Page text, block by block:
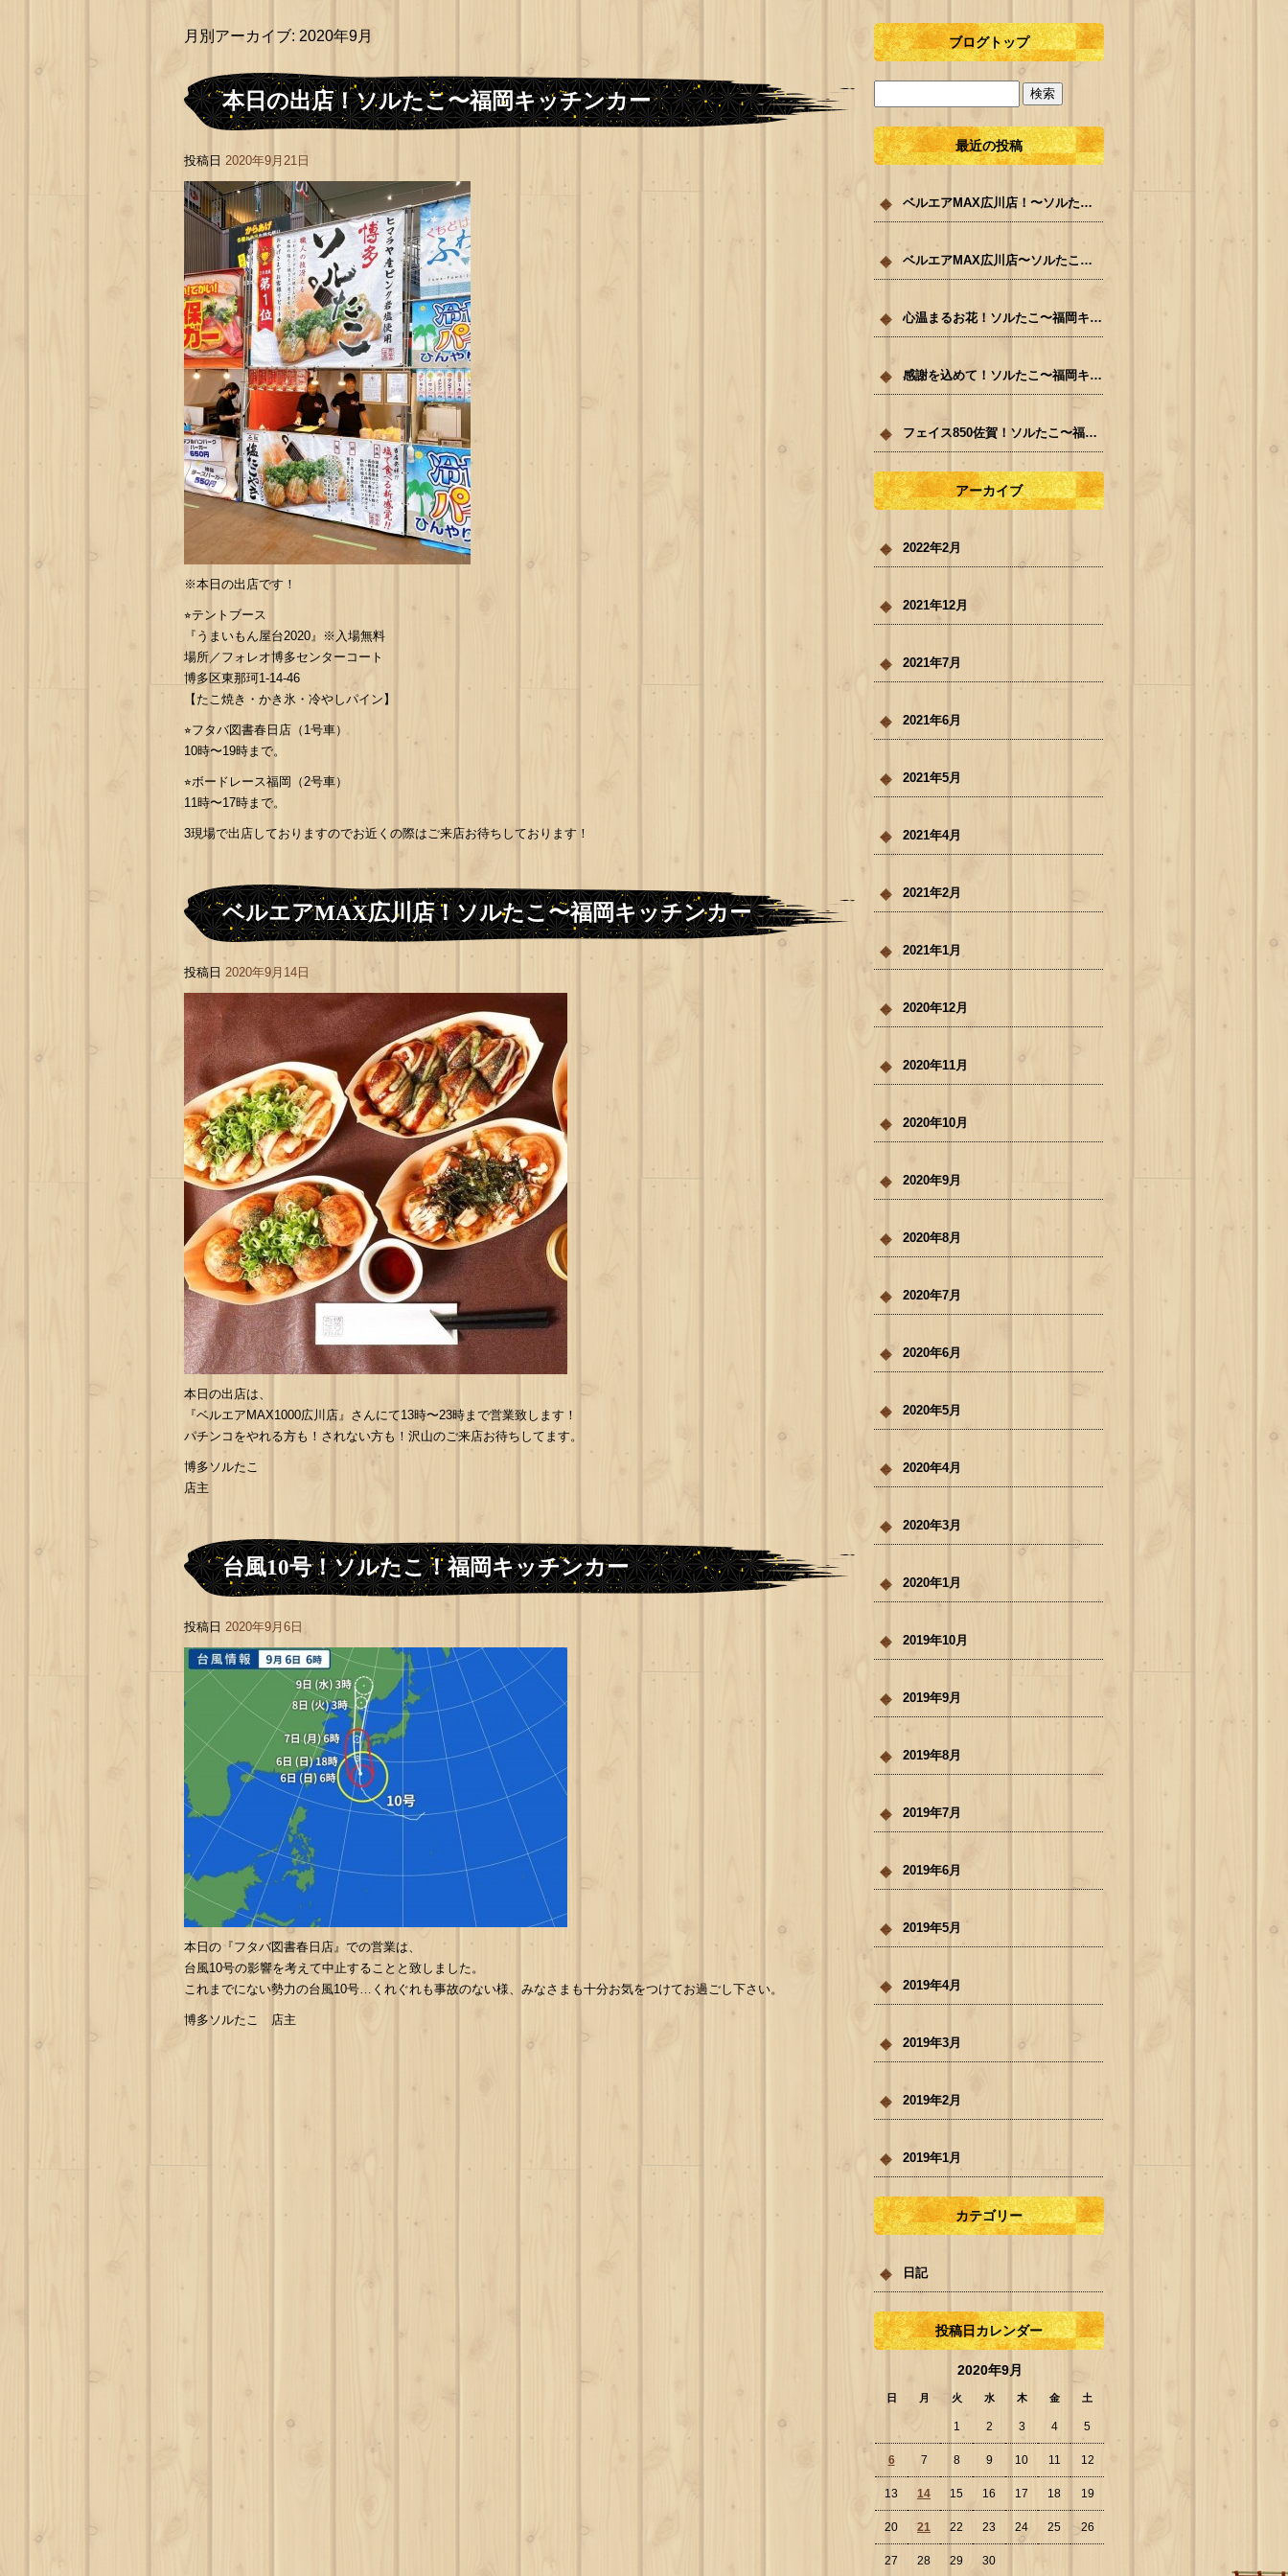
月別アーカイブ: 2020年9月
本日の出店！ソルたこ〜福岡キッチンカー
投稿日 2020年9月21日
※本日の出店です！
⭐︎テントブース
『うまいもん屋台2020』※入場無料
場所／フォレオ博多センターコート
博多区東那珂1-14-46
【たこ焼き・かき氷・冷やしパイン】
⭐︎フタバ図書春日店（1号車）
10時〜19時まで。
⭐︎ボードレース福岡（2号車）
11時〜17時まで。
3現場で出店しておりますのでお近くの際はご来店お待ちしております！
ベルエアMAX広川店！ソルたこ〜福岡キッチンカー
投稿日 2020年9月14日
本日の出店は、
『ベルエアMAX1000広川店』さんにて13時〜23時まで営業致します！
パチンコをやれる方も！されない方も！沢山のご来店お待ちしてます。
博多ソルたこ
店主
台風10号！ソルたこ！福岡キッチンカー
投稿日 2020年9月6日
本日の『フタバ図書春日店』での営業は、
台風10号の影響を考えて中止することと致しました。
これまでにない勢力の台風10号…くれぐれも事故のない様、みなさまも十分お気をつけてお過ごし下さい。
博多ソルたこ 店主
ブログトップ
最近の投稿
ベルエアMAX広川店！〜ソルたこ〜福岡キッチンカー ！
ベルエアMAX広川店〜ソルたこ！福岡キッチンカー
心温まるお花！ソルたこ〜福岡キッチンカー
感謝を込めて！ソルたこ〜福岡キッチンカー
フェイス850佐賀！ソルたこ〜福岡キッチンカー
アーカイブ
2022年2月
2021年12月
2021年7月
2021年6月
2021年5月
2021年4月
2021年2月
2021年1月
2020年12月
2020年11月
2020年10月
2020年9月
2020年8月
2020年7月
2020年6月
2020年5月
2020年4月
2020年3月
2020年1月
2019年10月
2019年9月
2019年8月
2019年7月
2019年6月
2019年5月
2019年4月
2019年3月
2019年2月
2019年1月
カテゴリー
日記
投稿日カレンダー
2020年9月
日 月 火 水 木 金 土
1 2 3 4 5
6 7 8 9 10 11 12
13 14 15 16 17 18 19
20 21 22 23 24 25 26
27 28 29 30